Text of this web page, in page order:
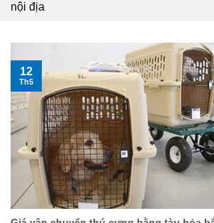
nội địa
12
Th5